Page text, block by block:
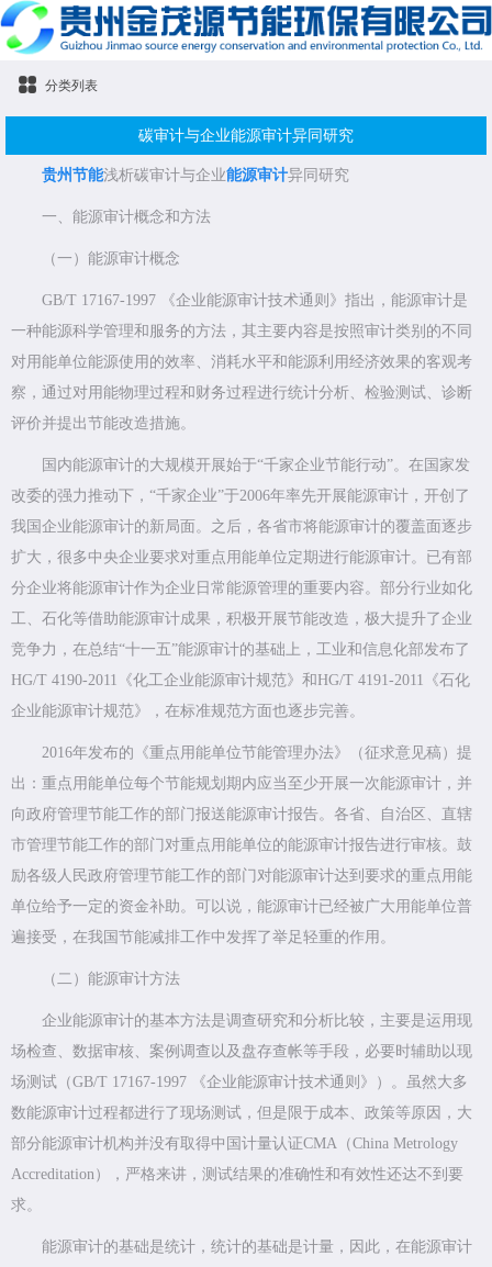
分类列表
碳审计与企业能源审计异同研究
贵州节能浅析碳审计与企业能源审计异同研究
一、能源审计概念和方法
（一）能源审计概念
GB/T 17167-1997 《企业能源审计技术通则》指出，能源审计是
一种能源科学管理和服务的方法，其主要内容是按照审计类别的不同
对用能单位能源使用的效率、消耗水平和能源利用经济效果的客观考
察，通过对用能物理过程和财务过程进行统计分析、检验测试、诊断
评价并提出节能改造措施。
国内能源审计的大规模开展始于“千家企业节能行动”。在国家发
改委的强力推动下，“千家企业”于2006年率先开展能源审计，开创了
我国企业能源审计的新局面。之后，各省市将能源审计的覆盖面逐步
扩大，很多中央企业要求对重点用能单位定期进行能源审计。已有部
分企业将能源审计作为企业日常能源管理的重要内容。部分行业如化
工、石化等借助能源审计成果，积极开展节能改造，极大提升了企业
竞争力，在总结“十一五”能源审计的基础上，工业和信息化部发布了
HG/T 4190-2011《化工企业能源审计规范》和HG/T 4191-2011《石化
企业能源审计规范》，在标准规范方面也逐步完善。
2016年发布的《重点用能单位节能管理办法》（征求意见稿）提
出：重点用能单位每个节能规划期内应当至少开展一次能源审计，并
向政府管理节能工作的部门报送能源审计报告。各省、自治区、直辖
市管理节能工作的部门对重点用能单位的能源审计报告进行审核。鼓
励各级人民政府管理节能工作的部门对能源审计达到要求的重点用能
单位给予一定的资金补助。可以说，能源审计已经被广大用能单位普
遍接受，在我国节能减排工作中发挥了举足轻重的作用。
（二）能源审计方法
企业能源审计的基本方法是调查研究和分析比较，主要是运用现
场检查、数据审核、案例调查以及盘存查帐等手段，必要时辅助以现
场测试（GB/T 17167-1997 《企业能源审计技术通则》）。虽然大多
数能源审计过程都进行了现场测试，但是限于成本、政策等原因，大
部分能源审计机构并没有取得中国计量认证CMA（China Metrology
Accreditation），严格来讲，测试结果的准确性和有效性还达不到要
求。
能源审计的基础是统计，统计的基础是计量，因此，在能源审计